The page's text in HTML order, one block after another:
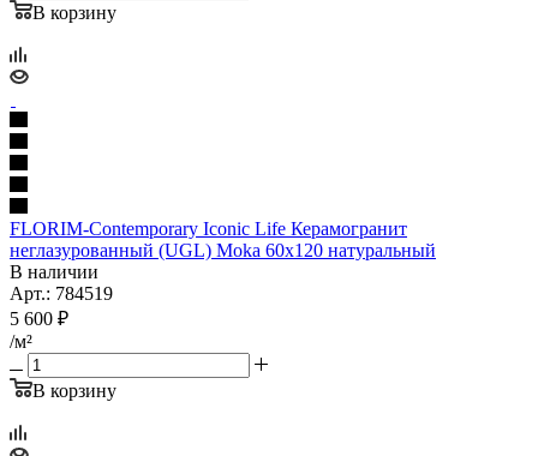
В корзину
FLORIM-Contemporary Iconic Life Керамогранит
неглазурованный (UGL) Moka 60x120 натуральный
В наличии
Арт.: 784519
5 600 ₽
/м²
В корзину